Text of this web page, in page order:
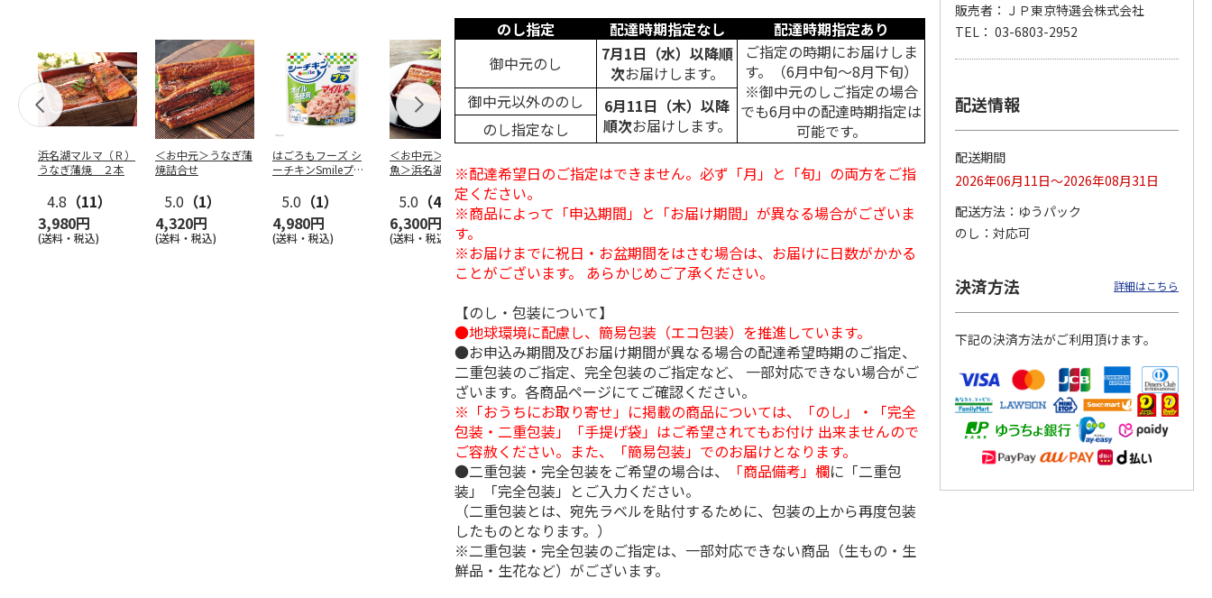
浜名湖マルマ（Ｒ）
うなぎ蒲焼 ２本
4.8 （11）
3,980円
(送料・税込)
＜お中元＞うなぎ蒲
焼詰合せ
5.0 （1）
4,320円
(送料・税込)
はごろもフーズ シ
ーチキンSmileプチ
5.0 （1）
4,980円
(送料・税込)
＜お中元＞＜大和養
魚＞浜名湖うなぎ蒲
5.0 （4）
6,300円
(送料・税込)
焼詰合せ
5,400円
魚＞浜名湖うなぎ蒲
焼４本
（1）
11,800円
簡単焼魚 ５切セッ
ト
5.0（1）
3,780円
呼子朝市ひもの詰合
せ
4.5
3,300円
＜お中元＞愛知三河
ト
5.0
（1）
5,800円
(送料・税込)
のし指定
配達時期指定なし
配達時期指定あり
御中元のし
7月1日（水）以降順
次お届けします。
ご指定の時期にお届けしま
す。（6月中旬～8月下旬）
※御中元のしご指定の場合
でも6月中の配達時期指定は
可能です。
御中元以外ののし
6月11日（木）以降
順次お届けします。
のし指定なし
※配達希望日のご指定はできません。必ず「月」と「旬」の両方をご指
定ください。
※商品によって「申込期間」と「お届け期間」が異なる場合がございま
す。
※お届けまでに祝日・お盆期間をはさむ場合は、お届けに日数がかかる
ことがございます。 あらかじめご了承ください。
【のし・包装について】
●地球環境に配慮し、簡易包装（エコ包装）を推進しています。
●お申込み期間及びお届け期間が異なる場合の配達希望時期のご指定、
二重包装のご指定、完全包装のご指定など、 一部対応できない場合がご
ざいます。各商品ページにてご確認ください。
※「おうちにお取り寄せ」に掲載の商品については、「のし」・「完全
包装・二重包装」「手提げ袋」はご希望されてもお付け 出来ませんので
ご容赦ください。また、「簡易包装」でのお届けとなります。
●二重包装・完全包装をご希望の場合は、
「商品備考」欄に「二重包
装」「完全包装」とご入力ください。
（二重包装とは、宛先ラベルを貼付するために、包装の上から再度包装
したものとなります。）
※二重包装・完全包装のご指定は、一部対応できない商品（生もの・生
鮮品・生花など）がございます。
販売者：ＪＰ東京特選会株式会社
TEL： 03-6803-2952
配送情報
配送期間
2026年06月11日～2026年08月31日
配送方法
ゆうパック
のし
対応可
決済方法 詳細はこちら
下記の決済方法がご利用頂けます。